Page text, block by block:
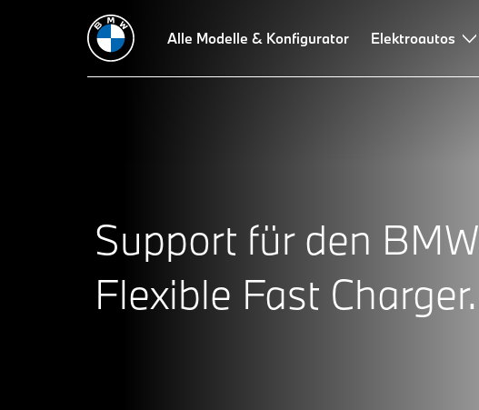
Alle Modelle & Konfigurator Elektroautos
Support für den BMW
Flexible Fast Charger.